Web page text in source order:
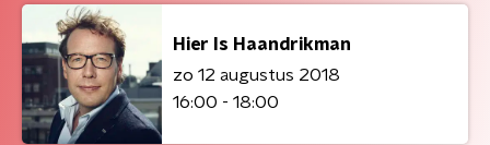
Hier Is Haandrikman
zo 12 augustus 2018
16:00 - 18:00